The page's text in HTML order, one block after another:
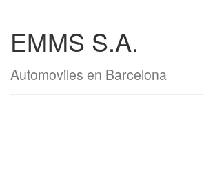
EMMS S.A.
Automoviles en Barcelona